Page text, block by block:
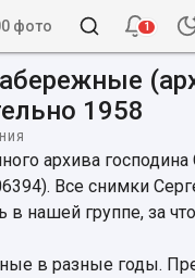
фото 1
1958
архива господина
Все снимки
в нашей группе, за
в разные годы.